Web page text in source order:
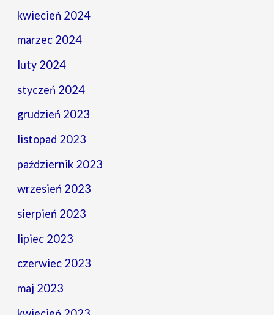
kwiecień 2024
marzec 2024
luty 2024
styczeń 2024
grudzień 2023
listopad 2023
październik 2023
wrzesień 2023
sierpień 2023
lipiec 2023
czerwiec 2023
maj 2023